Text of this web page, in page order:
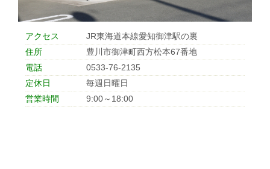
アクセス
JR東海道本線愛知御津駅の裏
住所
豊川市御津町西方松本67番地
電話
0533-76-2135
定休日
毎週日曜日
営業時間
9:00～18:00